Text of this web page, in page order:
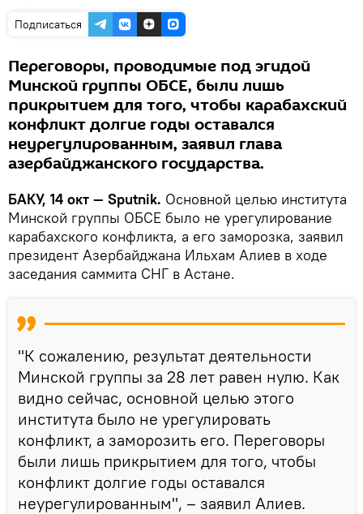
Подписаться
Переговоры, проводимые под эгидой
Минской группы ОБСЕ, были лишь
прикрытием для того, чтобы карабахский
конфликт долгие годы оставался
неурегулированным, заявил глава
азербайджанского государства.
БАКУ, 14 окт — Sputnik. Основной целью института
Минской группы ОБСЕ было не урегулирование
карабахского конфликта, а его заморозка, заявил
президент Азербайджана Ильхам Алиев в ходе
заседания саммита СНГ в Астане.
"К сожалению, результат деятельности
Минской группы за 28 лет равен нулю. Как
видно сейчас, основной целью этого
института было не урегулировать
конфликт, а заморозить его. Переговоры
были лишь прикрытием для того, чтобы
конфликт долгие годы оставался
неурегулированным", – заявил Алиев.